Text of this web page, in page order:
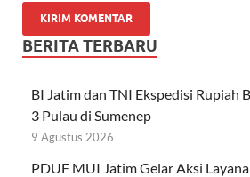
BERITA TERBARU
BI Jatim dan TNI Ekspedisi Rupiah
3 Pulau di Sumenep
9 Agustus 2026
PDUF MUI Jatim Gelar Aksi